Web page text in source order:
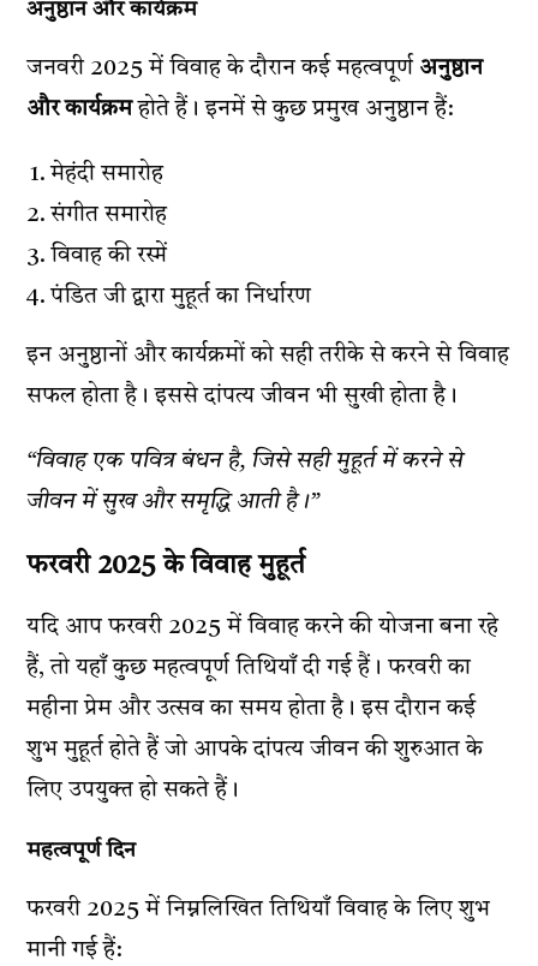
अनुष्ठान और कार्यक्रम
जनवरी 2025 में विवाह के दौरान कई महत्वपूर्ण अनुष्ठान
और कार्यक्रमहोते हैं। इनमें से कुछ प्रमुख अनुष्ठान हैं:
मेहंदी समारोह
संगीत समारोह
विवाह की रस्में
पंडित जी द्वारा मुहूर्त का निर्धारण
इन अनुष्ठानों और कार्यक्रमों को सही तरीके से करने से विवाह
सफल होता है। इससे दांपत्य जीवन भी सुखी होता है।
“विवाह एक पवित्र बंधन है, जिसे सही मुहूर्त में करने से
जीवन में सुख और समृद्धि आती है।”
फरवरी 2025 के विवाह मुहूर्त
यदि आप फरवरी 2025 में विवाह करने की योजना बना रहे
हैं, तो यहाँ कुछ महत्वपूर्ण तिथियाँ दी गई हैं। फरवरी का
महीना प्रेम और उत्सव का समय होता है। इस दौरान कई
शुभ मुहूर्त होते हैं जो आपके दांपत्य जीवन की शुरुआत के
लिए उपयुक्त हो सकते हैं।
महत्वपूर्ण दिन
फरवरी 2025 में निम्नलिखित तिथियाँ विवाह के लिए शुभ
मानी गई हैं: